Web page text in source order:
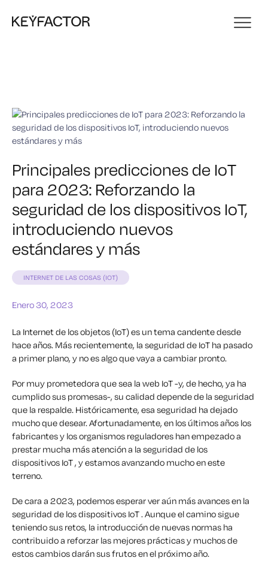
Principales predicciones de IoT
para 2023: Reforzando la
seguridad de los dispositivos IoT,
introduciendo nuevos
estándares y más
INTERNET DE LAS COSAS (IOT)
Enero 30, 2023
La Internet de los objetos (IoT) es un tema candente desde
hace años. Más recientemente, la seguridad de IoT ha pasado
a primer plano, y no es algo que vaya a cambiar pronto.
Por muy prometedora que sea la web IoT -y, de hecho, ya ha
cumplido sus promesas-, su calidad depende de la seguridad
que la respalde. Históricamente, esa seguridad ha dejado
mucho que desear. Afortunadamente, en los últimos años los
fabricantes y los organismos reguladores han empezado a
prestar mucha más atención a la seguridad de los
dispositivos IoT , y estamos avanzando mucho en este
terreno.
De cara a 2023, podemos esperar ver aún más avances en la
seguridad de los dispositivos IoT . Aunque el camino sigue
teniendo sus retos, la introducción de nuevas normas ha
contribuido a reforzar las mejores prácticas y muchos de
estos cambios darán sus frutos en el próximo año.